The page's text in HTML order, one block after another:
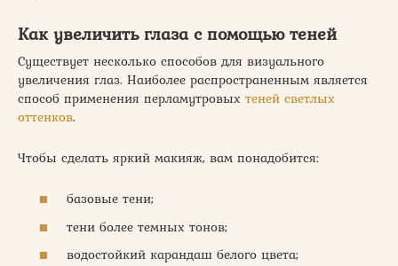
Как увеличить глаза с помощью теней
Существует несколько способов для визуального
увеличения глаз. Наиболее распространенным является
способ применения перламутровых теней светлых
оттенков.
Чтобы сделать яркий макияж, вам понадобится:
базовые тени;
тени более темных тонов;
водостойкий карандаш белого цвета;